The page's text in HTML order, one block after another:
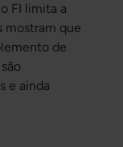
FI limita a
mostram que
de
e ainda